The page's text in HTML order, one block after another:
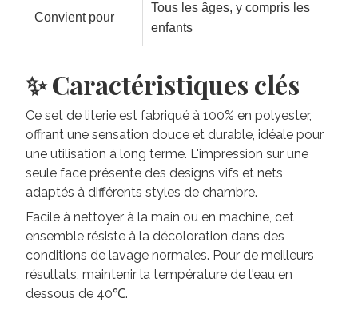
Convient pour
Tous les âges, y compris les
enfants
✨ Caractéristiques clés
Ce set de literie est fabriqué à 100% en polyester,
offrant une sensation douce et durable, idéale pour
une utilisation à long terme. L'impression sur une
seule face présente des designs vifs et nets
adaptés à différents styles de chambre.
Facile à nettoyer à la main ou en machine, cet
ensemble résiste à la décoloration dans des
conditions de lavage normales. Pour de meilleurs
résultats, maintenir la température de l'eau en
dessous de 40℃.